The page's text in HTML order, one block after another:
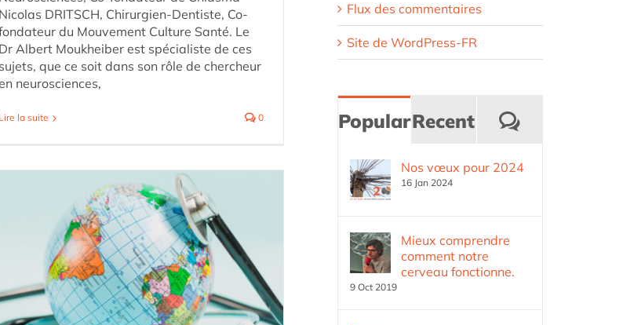
Nicolas DRITSCH, Chirurgien-Dentiste, Co-
du Mouvement Culture Santé. Le
Dr Albert Moukheiber est spécialiste de ces
sujets, que ce soit dans son rôle de chercheur
neurosciences,
Lire la suite 0
Flux des commentaires
Site de WordPress-FR
PopularRecent
Nos vœux pour 2024
16 Jan 2024
Mieux comprendre
comment notre
cerveau fonctionne.
9 Oct 2019